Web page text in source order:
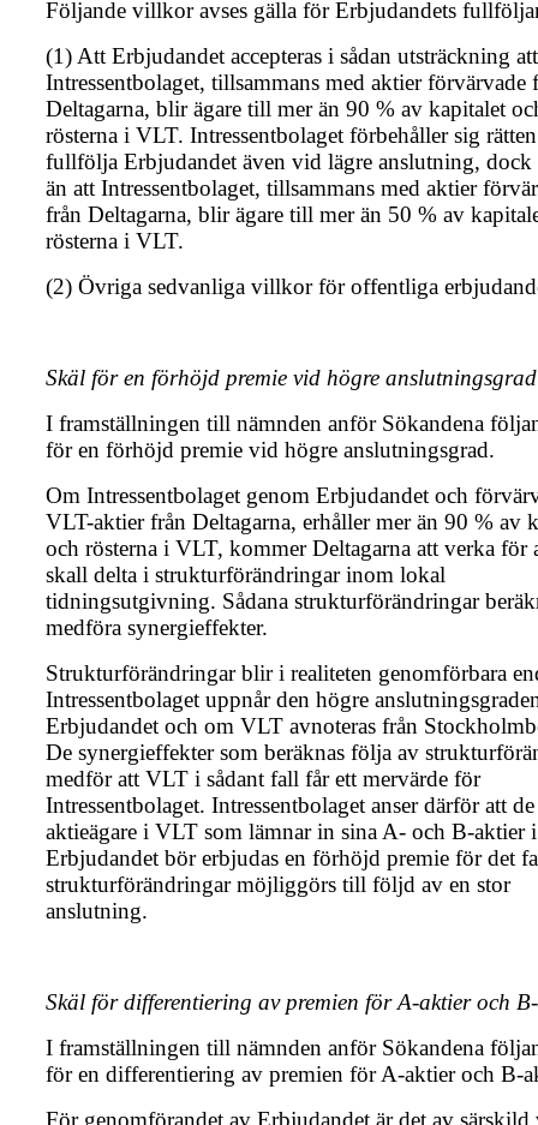
Följande villkor avses gälla för Erbjudandets
(1) Att Erbjudandet accepteras i sådan utsträckning att
Intressentbolaget, tillsammans med aktier förvärvade
Deltagarna, blir ägare till mer än 90 % av kapitalet
rösterna i VLT. Intressentbolaget förbehåller sig
fullfölja Erbjudandet även vid lägre anslutning, dock
än att Intressentbolaget, tillsammans med aktier
från Deltagarna, blir ägare till mer än 50 % av
rösterna i VLT.
(2) Övriga sedvanliga villkor för offentliga
Skäl för en förhöjd premie vid högre anslutningsgrad
I framställningen till nämnden anför Sökandena
för en förhöjd premie vid högre anslutningsgrad.
Om Intressentbolaget genom Erbjudandet och
VLT-aktier från Deltagarna, erhåller mer än 90 % av
och rösterna i VLT, kommer Deltagarna att verka för
skall delta i strukturförändringar inom lokal
tidningsutgivning. Sådana strukturförändringar
medföra synergieffekter.
Strukturförändringar blir i realiteten genomförbara
Intressentbolaget uppnår den högre
Erbjudandet och om VLT avnoteras från
De synergieffekter som beräknas följa av
medför att VLT i sådant fall får ett mervärde för
Intressentbolaget. Intressentbolaget anser därför att de
aktieägare i VLT som lämnar in sina A- och B-aktier i
Erbjudandet bör erbjudas en förhöjd premie för det
strukturförändringar möjliggörs till följd av en stor
anslutning.
Skäl för differentiering av premien för A-aktier och
I framställningen till nämnden anför Sökandena
för en differentiering av premien för A-aktier och B-
För genomförandet av Erbjudandet är det av